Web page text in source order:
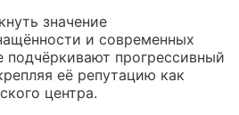
значение
и современных
подчёркивают прогрессивный
её репутацию как
центра.